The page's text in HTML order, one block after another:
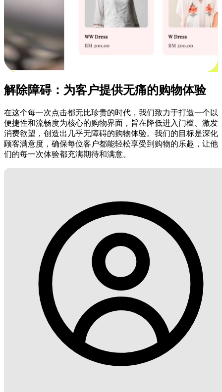
解除障碍：为客户提供无痛的购物体验
在这个每一次点击都无比珍贵的时代，我们致力于打造一个以
便捷性和流畅度为核心的购物界面，旨在降低进入门槛、激发
消费欲望，创造出几乎无障碍的购物体验。我们的目标是深化
顾客满意度，确保每位客户都能轻松享受到购物的乐趣，让他
们的每一次体验都充满期待和满意。